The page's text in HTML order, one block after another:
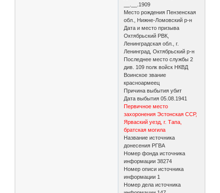
__.__.1909
Место рождения Пензенская
обл., Нижне-Ломовский р-н
Дата и место призыва
Октябрьский РВК,
Ленинградская обл., г.
Ленинград, Октябрьский р-н
Последнее место службы 2
див. 109 полк войск НКВД
Воинское звание
красноармеец
Причина выбытия убит
Дата выбытия 05.08.1941
Первичное место
захоронения Эстонская ССР,
Ярваский уезд, г. Тапа,
братская могила
Название источника
донесения РГВА
Номер фонда источника
информации 38274
Номер описи источника
информации 1
Номер дела источника